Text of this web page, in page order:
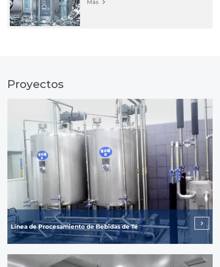
Más
Proyectos
Línea de Procesamiento de Bebidas de Té